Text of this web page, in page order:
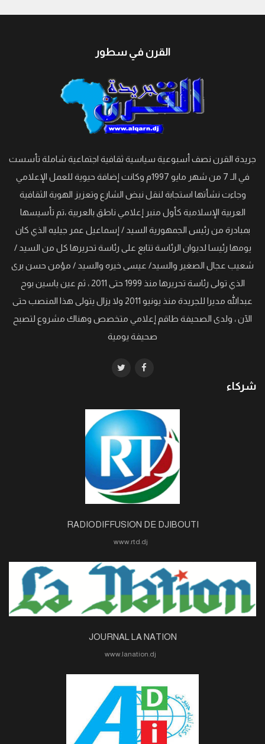
القرن في سطور
جريدة القرن نصف أسبوعية سياسية ثقافية اجتماعية شاملة تأسست
في الـ 7 من شهر مايو 1997م وكانت إضافة حيوية للعمل الإعلامي
وجاءت نشأتها استجابة لنقل نبض الشارع وتعزيز الهوية الثقافية
العربية الإسلامية كأول منبر إعلامي ناطق بالعربية ،تم تأسيسها
بمبادرة من رئيس الجمهورية السيد / إسماعيل عمر جيليه الذي كان
يومها رئيسا لديوان الرئاسة تتابع على رئاسة تحريرها كل من السيد /
شعيب عجال الصغير والسيد/ عيسى خيره والسيد / مؤمن حسن برى
الذي تولى رئاسة تحريرها منذ 1999 حتى 2011 ، ثم عين ياسين بوح
عبدالله مديرا للجريدة منذ يونيو 2011 ولا يزال يتولى هذا المنصب حتى
الآن ، ولدى الصحيفة طاقم إعلامي متخصص وهناك مشروع لتصبح
صحيفة يومية
شركاء
RADIODIFFUSION DE DJIBOUTI
JOURNAL LA NATION